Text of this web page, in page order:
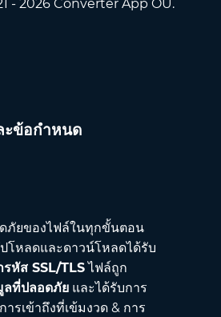
- 2026 Converter App OÜ.
ะข้อกำหนด
ดภัยของไฟล์ในทุกขั้นตอน
โหลดและดาวน์โหลดได้รับ
รหัส SSL/TLSไฟล์ถูก
ที่ปลอดภัย และได้รับการ
รเข้าถึงที่เข้มงวด & การ